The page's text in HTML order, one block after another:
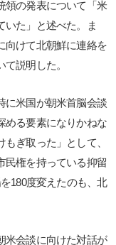
の発表について「米
いた」と述べた。ま
向けて北朝鮮に連絡を
説明した。
米国が朝米首脳会談
める要素になりかねな
ぎ取った」として、
民権を持っている抑留
180度変えたのも、北
会談に向けた対話が